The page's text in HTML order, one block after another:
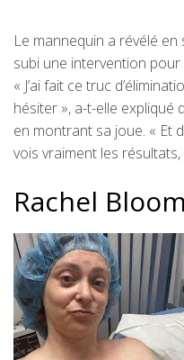
Le mannequin a révélé en
subi une intervention
« J’ai fait ce truc
hésiter », a-t-elle expliqué
en montrant sa joue. « Et
vois vraiment les résultats,
Rachel Bloom